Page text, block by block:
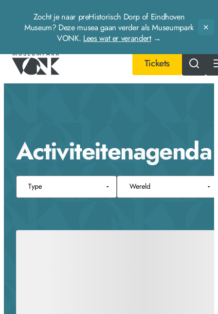
Zocht je naar preHistorisch Dorp of Eindhoven
Museum? Deze musea gaan verder als Museumpark
VONK. Lees wat er verandert→
- Home pagina
Tickets
Activiteitenagenda